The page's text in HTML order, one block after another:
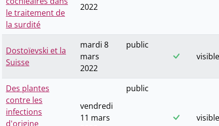
le traitement de
la surdité
2022
Dostoïevski et la
Suisse
mardi 8
mars
2022
public
visible
Des plantes
contre les
infections
d'origine
vendredi
11 mars
public
visible